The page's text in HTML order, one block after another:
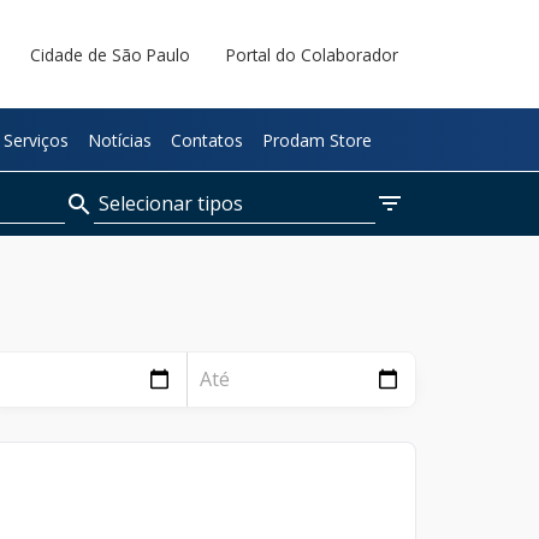
Cidade de São Paulo Portal do Colaborador
Serviços Notícias Contatos Prodam Store
search Selecionar tipos filter_list
Documentos